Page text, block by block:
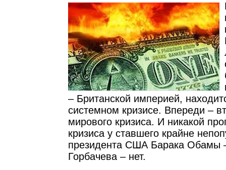
– Британской империей,
системном кризисе. Впереди –
мирового кризиса. И никакой
кризиса у ставшего крайне
президента США Барака Обамы
Горбачева – нет.